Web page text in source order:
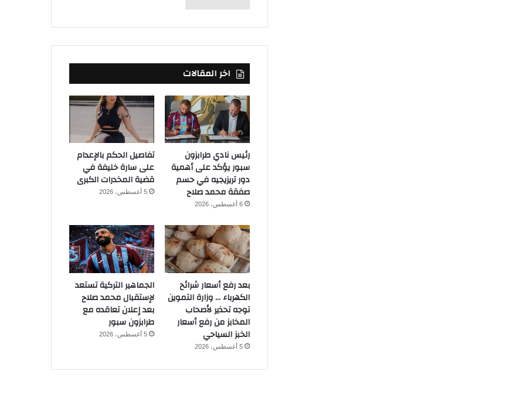
اخر المقالات
رئيس نادي طرابزون
سبور يؤكد على أهمية
دور تريزيجيه في حسم
صفقة محمد صلاح
6 أغسطس، 2026
تفاصيل الحكم بالإعدام
على سارة خليفة في
قضية المخدرات الكبرى
5 أغسطس، 2026
بعد رفع أسعار شرائح
الكهرباء … وزارة التموين
توجه تحذير لأصحاب
المخابز من رفع أسعار
الخبز السياحي
5 أغسطس، 2026
الجماهير التركية تستعد
لإستقبال محمد صلاح
بعد إعلان تعاقده مع
طرابزون سبور
5 أغسطس، 2026